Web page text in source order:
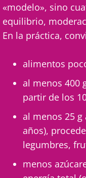
«modelo», sino
equilibrio,
En la práctica,
alimentos
al menos 400
partir de los
al menos 25
años),
legumbres,
menos